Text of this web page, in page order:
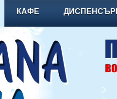
КАФЕ